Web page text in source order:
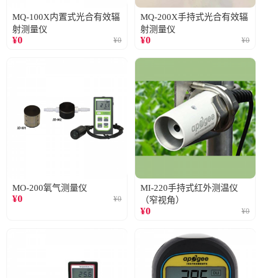
MQ-100X内置式光合有效辐
射测量仪
¥0 ¥0
MQ-200X手持式光合有效辐
射测量仪
¥0 ¥0
MO-200氧气测量仪
¥0 ¥0
MI-220手持式红外测温仪
（窄视角）
¥0 ¥0